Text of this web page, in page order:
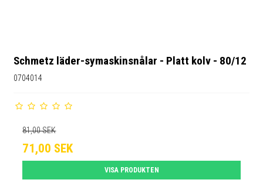
Schmetz läder-symaskinsnålar - Platt kolv - 80/12
0704014
81,00 SEK
71,00 SEK
VISA PRODUKTEN